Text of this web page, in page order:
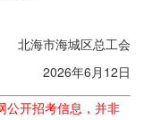
北海市海城区总工会
2026年6月12日
公开招考信息，并非